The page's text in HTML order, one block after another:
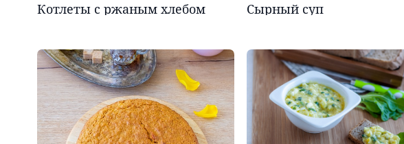
Котлеты с ржаным хлебом Сырный суп